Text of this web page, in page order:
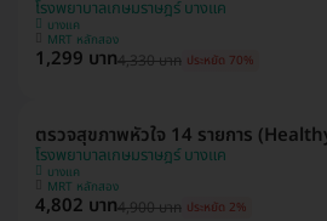
โรงพยาบาลเกษมราษฎร์ บางแค
บางแค
MRT หลักสอง
1,299 บาท4,330 บาท ประหยัด 70%
ตรวจสุขภาพหัวใจ 14 รายการ
โรงพยาบาลเกษมราษฎร์ บางแค
บางแค
MRT หลักสอง
4,802 บาท4,900 บาท ประหยัด 2%